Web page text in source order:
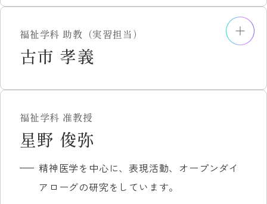
ちがらいと言われている今の世の中を生きて
暮らしていくならば、楽しくなくては損で
す！！そのための一手段としてレクリエーシ
ョンなども勉強してみてはいかがですか。
表，2018.3.2
大坪美香（2018年7月）「大学の取り組みか
ら見る地域福祉について」第17回日本地域
政策学会全国研究【岡山】大会個別報告会
発表，2018.7.27
ソンから発信される新潟の魅力」2018年度
日本地域政策学会甲信越・北陸支部研究会
発表，2018.11.23
大坪美香（2019年10月）「地域課題に対す
「介護予防への意識と日常生活機能に関す
る調査研究」共著、社会医学研究、第29巻1
号、2011
介護福祉士候補者の研修と介護福祉士資格
取得への意識」単著、人間関係学研究、第
12号、2011
「韓国釜山市における老人福祉館の利用実
態」単著、人間福祉学会誌、第12巻1号、
2012
「混合診療禁止原則に関する法的問題点」
『総合社会福祉研究』第33号（2008年）
「生活保護の制度設計のあり方に関するひ
とつの提言」『季刊福祉労働』第120号
について」『とうきょうの自治』第69号
（2008年）
「要保護世帯向けリバースモーゲージ制度
の課題」『社会福祉学（日本社会福祉学会
研究者DB
丹野 眞紀子 研究者データベース
主な研究成果
中央法規出版
『相談援助』健帛社
ヴァ書房
『ソーシャルワークの実践モデル』川島書
主な担当科目
介護過程
生活支援技術
医療的ケア
介護総合演習
社会福祉学セミナー
原野 かおり 研究者データベース
主な研究分野
地域福祉
近年は、特に地域福祉の推進主体と社会的
主な担当科目
社会福祉学概論
ケアマネジメント論
福祉学科 助教（実習担当）
古市 孝義
主な研究分野
主な担当科目
福祉学科 准教授
星野 俊弥
精神医学を中心に、表現活動、オープンダイ
アローグの研究をしています。